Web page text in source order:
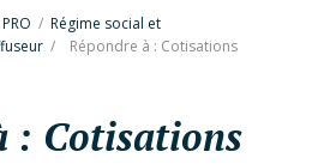
/ Régime social et
/
Répondre à : Cotisations
: Cotisations